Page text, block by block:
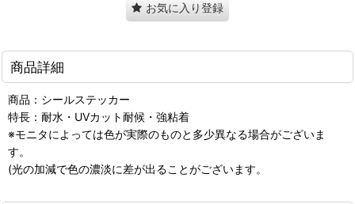
お気に入り登録
商品詳細
商品：シールステッカー
特長：耐水・UVカット耐候・強粘着
※モニタによっては色が実際のものと多少異なる場合がございま
す。
(光の加減で色の濃淡に差が出ることがございます。